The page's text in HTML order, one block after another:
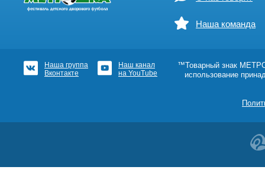
Наша команда
Наша группа
Вконтакте
Наш канал
на YouTube
™Товарный знак
использование